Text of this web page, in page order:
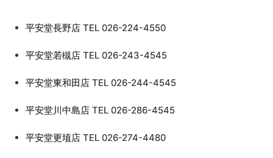
平安堂長野店 TEL 026-224-4550
平安堂若槻店 TEL 026-243-4545
平安堂東和田店 TEL 026-244-4545
平安堂川中島店 TEL 026-286-4545
平安堂更埴店 TEL 026-274-4480